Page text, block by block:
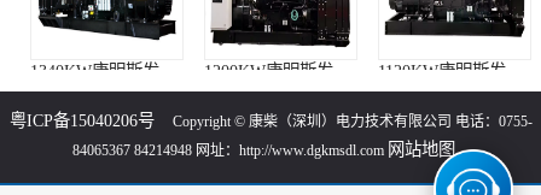
1340KW康明斯发电机组（KTA50-GS8柴油机） 1200KW康明斯发电机组（KTA50-G8柴油机）
粤ICP备15040206号
Copyright © 康柴（深圳）电力技术有限公司 电话：0755-
84065367 84214948 网址：http://www.dgkmsdl.com 网站地图